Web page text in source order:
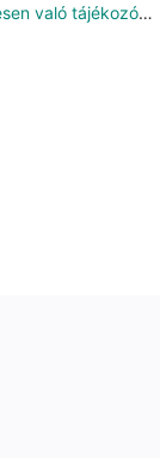
Összeadás 20-as számkörben, számegyenesen való tájékozódás